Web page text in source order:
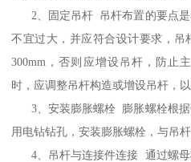
2、固定吊杆 吊杆布置的要点是
不宜过大，并应符合设计要求，
300mm，否则应增设吊杆，防止
时，应调整吊杆构造或增设吊杆，以
3、安装膨胀螺栓 膨胀螺栓根据
用电钻钻孔，安装膨胀螺栓，与吊杆
4、吊杆与连接件连接 通过螺母